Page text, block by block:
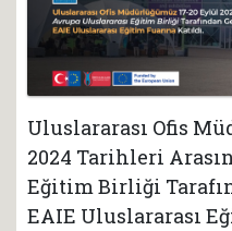
Uluslararası Ofis
2024 Tarihleri
Eğitim Birliği
EAIE Uluslararası